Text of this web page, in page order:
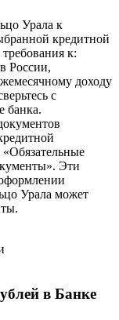
Урала к
кредитной
к:
России,
доходу
с
банка.
Эти
Урала может
в Банке